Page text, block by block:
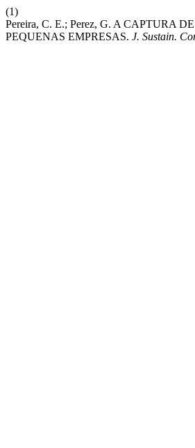
(1)
Pereira, C. E.; Perez, G. A CAPTURA
PEQUENAS EMPRESAS. J. Sustain.